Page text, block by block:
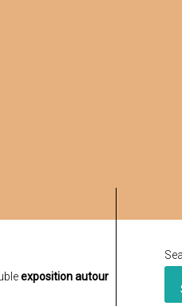
exposition autour